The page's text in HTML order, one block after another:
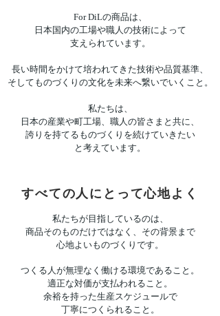
For DiLの商品は、
日本国内の工場や職人の技術によって
支えられています。
長い時間をかけて培われてきた技術や品質基準、
そしてものづくりの文化を未来へ繋いでいくこと。
私たちは、
日本の産業や町工場、職人の皆さまと共に、
誇りを持てるものづくりを続けていきたい
と考えています。
すべての人にとって心地よく
私たちが目指しているのは、
商品そのものだけではなく、その背景まで
心地よいものづくりです。
つくる人が無理なく働ける環境であること。
適正な対価が支払われること。
余裕を持った生産スケジュールで
丁寧につくられること。